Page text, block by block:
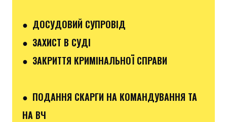
● ДОСУДОВИЙ СУПРОВІД
● ЗАХИСТ В СУДІ
● ЗАКРИТТЯ КРИМІНАЛЬНОЇ СПРАВИ
● ПОДАННЯ СКАРГИ НА КОМАНДУВАННЯ ТА
НА ВЧ